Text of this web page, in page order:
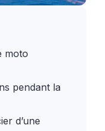
moto
pendant la
d’une